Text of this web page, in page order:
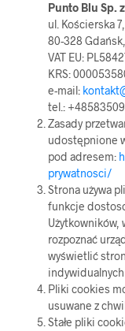
Punto Blu Sp.
ul. Kościerska 7,
80-328 Gdańsk,
VAT EU:
KRS:
e-mail:
tel.:
Zasady
udostępnione
pod adresem:
prywatnosci/
Strona używa
funkcje
Użytkowników,
rozpoznać
wyświetlić
Pliki cookies
usuwane z
Stałe pliki